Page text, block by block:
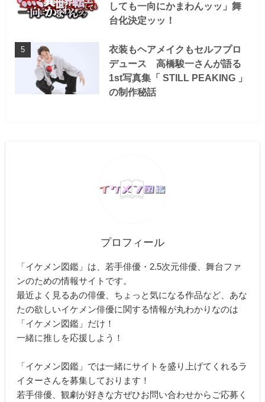
しても一向にかまわんッッ」舞
台化決定ッッ！
衣装もヘアメイクもセルフプロ
デュース 高橋駿一さんが語る
1st写真集「 STILL PEAKING 」
の制作秘話
プロフィール
「イケメン図鑑」は、若手俳優・2.5次元俳優、舞台ファ
ンのための情報サイトです。
最近よく見るあの俳優、ちょっと気になる作品など、あな
たの欲しいイケメン俳優に関する情報が丸わかりなのは
「イケメン図鑑」だけ！
一緒に推しを応援しよう！
「イケメン図鑑」では一緒にサイトを盛り上げてくれるラ
イターさんを募集しております！
若手俳優、観劇が好きな方ぜひお問い合わせからご応募く